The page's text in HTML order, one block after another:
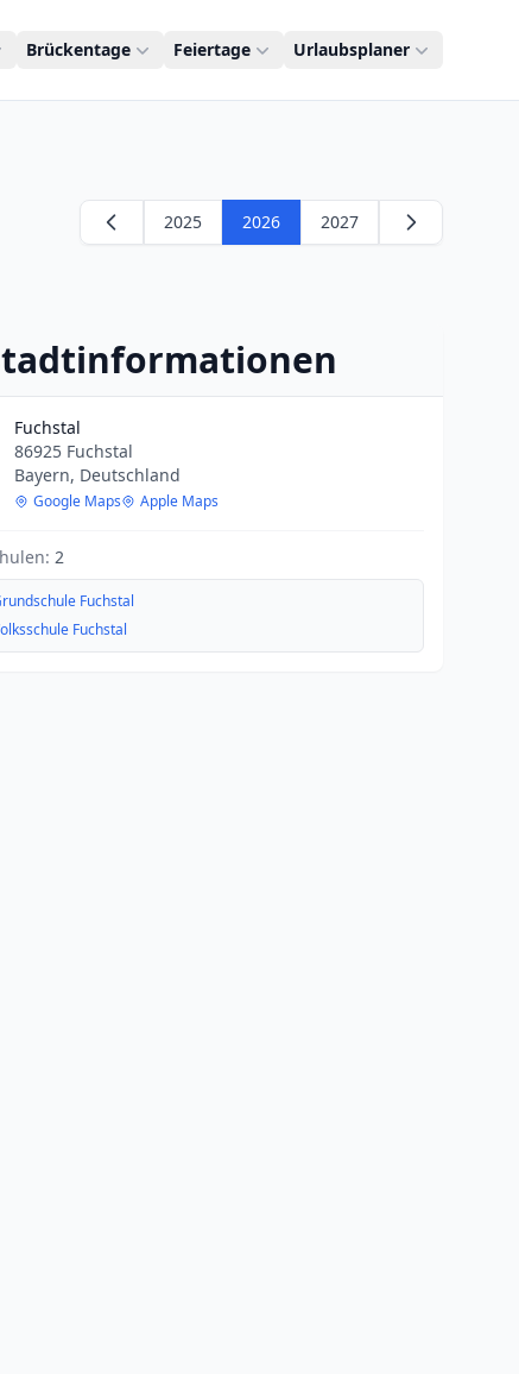
Brückentage Feiertage Urlaubsplaner
2025 2026 2027
Fuchstal
86925 Fuchstal
Bayern, Deutschland
Google Maps Apple Maps
2
Fuchstal
Fuchstal